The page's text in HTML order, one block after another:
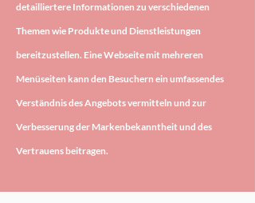
detailliertere Informationen zu verschiedenen
Themen wie Produkte und Dienstleistungen
bereitzustellen. Eine Webseite mit mehreren
Menüseiten kann den Besuchern ein umfassendes
Verständnis des Angebots vermitteln und zur
Verbesserung der Markenbekanntheit und des
Vertrauens beitragen.​